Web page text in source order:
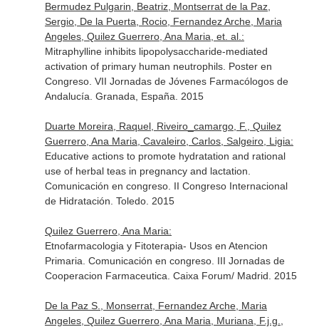
Bermudez Pulgarin, Beatriz, Montserrat de la Paz,
Sergio, De la Puerta, Rocio, Fernandez Arche, Maria
Angeles, Quilez Guerrero, Ana Maria, et. al.:
Mitraphylline inhibits lipopolysaccharide-mediated
activation of primary human neutrophils. Poster en
Congreso. VII Jornadas de Jóvenes Farmacólogos de
Andalucía. Granada, España. 2015
Duarte Moreira, Raquel, Riveiro_camargo, F., Quilez
Guerrero, Ana Maria, Cavaleiro, Carlos, Salgeiro, Ligia:
Educative actions to promote hydratation and rational
use of herbal teas in pregnancy and lactation.
Comunicación en congreso. II Congreso Internacional
de Hidratación. Toledo. 2015
Quilez Guerrero, Ana Maria:
Etnofarmacologia y Fitoterapia- Usos en Atencion
Primaria. Comunicación en congreso. III Jornadas de
Cooperacion Farmaceutica. Caixa Forum/ Madrid. 2015
De la Paz S., Monserrat, Fernandez Arche, Maria
Angeles, Quilez Guerrero, Ana Maria, Muriana, F.j.g.,